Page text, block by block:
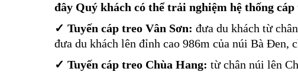
đây Quý khách có thể trải nghiệm hệ thống cáp
✓ Tuyến cáp treo Vân Sơn: đưa du khách từ
đưa du khách lên đỉnh cao 986m của núi Bà Đen,
✓ Tuyến cáp treo Chùa Hang: từ chân núi lên